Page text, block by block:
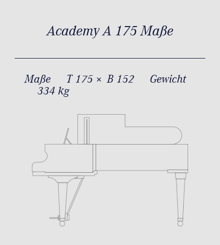
Academy A 175 Maße
Maße T 175 × B 152
Gewicht
334 kg